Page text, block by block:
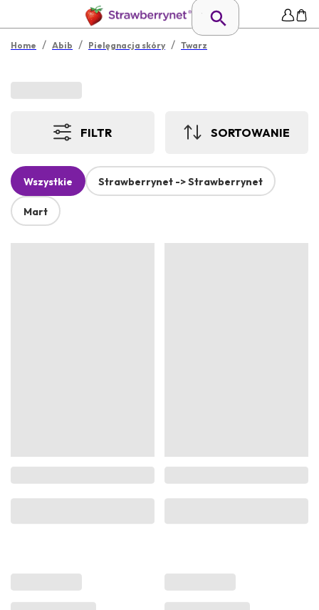
Home / Abib / Pielęgnacja skóry / Twarz
FILTR SORTOWANIE
Wszystkie Strawberrynet -> Strawberrynet
Mart